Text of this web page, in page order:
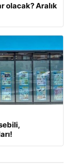
olacak? Aralık